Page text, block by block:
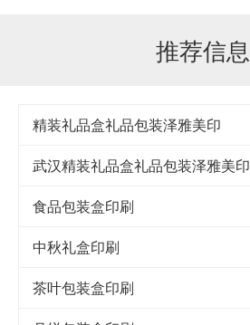
推荐信息
精装礼品盒礼品包装泽雅美印
武汉精装礼品盒礼品包装泽雅美印
食品包装盒印刷
中秋礼盒印刷
茶叶包装盒印刷